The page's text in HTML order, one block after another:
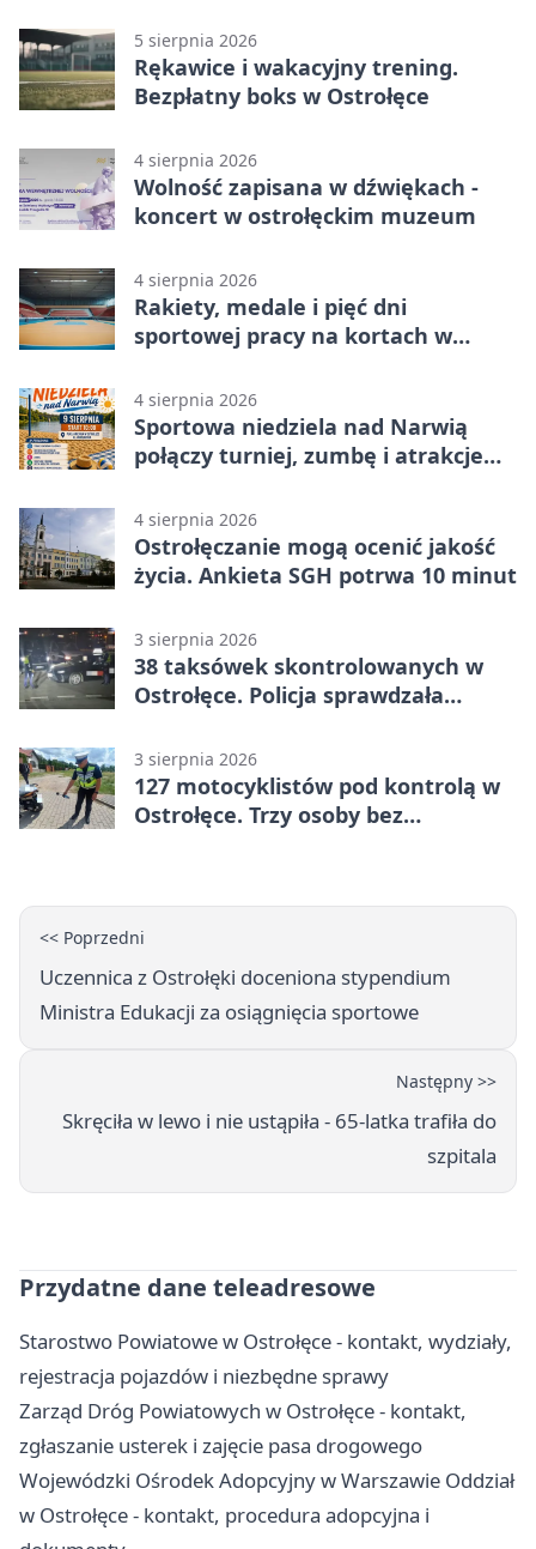
5 sierpnia 2026
Rękawice i wakacyjny trening.
Bezpłatny boks w Ostrołęce
4 sierpnia 2026
Wolność zapisana w dźwiękach -
koncert w ostrołęckim muzeum
4 sierpnia 2026
Rakiety, medale i pięć dni
sportowej pracy na kortach w
4 sierpnia 2026
Sportowa niedziela nad Narwią
połączy turniej, zumbę i atrakcje
4 sierpnia 2026
Ostrołęczanie mogą ocenić jakość
życia. Ankieta SGH potrwa 10 minut
3 sierpnia 2026
38 taksówek skontrolowanych w
Ostrołęce. Policja sprawdzała
3 sierpnia 2026
127 motocyklistów pod kontrolą w
Ostrołęce. Trzy osoby bez
<< Poprzedni
Uczennica z Ostrołęki doceniona stypendium
Ministra Edukacji za osiągnięcia sportowe
Następny >>
Skręciła w lewo i nie ustąpiła - 65-latka trafiła do
szpitala
Przydatne dane teleadresowe
Starostwo Powiatowe w Ostrołęce - kontakt, wydziały,
rejestracja pojazdów i niezbędne sprawy
Zarząd Dróg Powiatowych w Ostrołęce - kontakt,
zgłaszanie usterek i zajęcie pasa drogowego
Wojewódzki Ośrodek Adopcyjny w Warszawie Oddział
w Ostrołęce - kontakt, procedura adopcyjna i